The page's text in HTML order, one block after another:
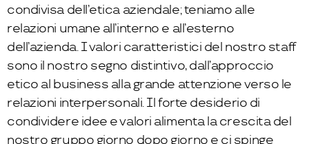
condivisa dell’etica aziendale; teniamo alle
relazioni umane all’interno e all’esterno
dell’azienda. I valori caratteristici del nostro staff
sono il nostro segno distintivo, dall’approccio
etico al business alla grande attenzione verso le
relazioni interpersonali. Il forte desiderio di
condividere idee e valori alimenta la crescita del
nostro gruppo giorno dopo giorno e ci spinge